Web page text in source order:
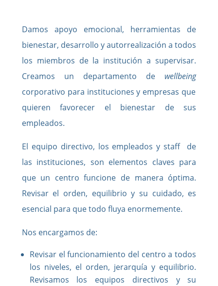
Damos apoyo emocional, herramientas de
bienestar, desarrollo y autorrealización a todos
los miembros de la institución a supervisar.
Creamos un departamento de wellbeing
corporativo para instituciones y empresas que
quieren favorecer el bienestar de sus
empleados.
El equipo directivo, los empleados y staff de
las instituciones, son elementos claves para
que un centro funcione de manera óptima.
Revisar el orden, equilibrio y su cuidado, es
esencial para que todo fluya enormemente.
Nos encargamos de:
Revisar el funcionamiento del centro a todos
los niveles, el orden, jerarquía y equilibrio.
Revisamos los equipos directivos y su